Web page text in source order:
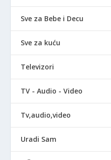
Sve za Bebe i Decu
Sve za kuću
Televizori
TV - Audio - Video
Tv,audio,video
Uradi Sam